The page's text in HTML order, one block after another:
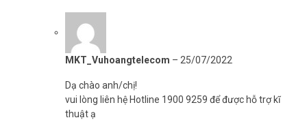
MKT_Vuhoangtelecom – 25/07/2022
Dạ chào anh/chị!
vui lòng liên hệ Hotline 1900 9259 để được hỗ trợ kĩ
thuật ạ